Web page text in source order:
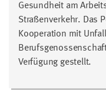
Gesundheit am
Straßenverkehr. Das
Kooperation mit
Verfügung gestellt.